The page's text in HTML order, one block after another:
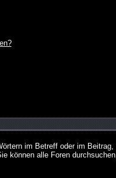
im Betreff oder im
können alle Foren